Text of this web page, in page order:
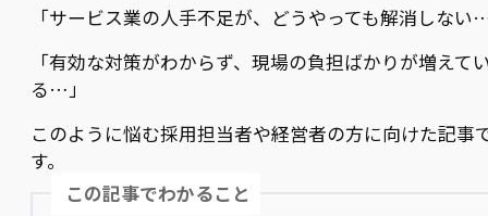
「サービス業の人手不足が、どうやっても解消しない
「有効な対策がわからず、現場の負担ばかりが増えて
る…」
このように悩む採用担当者や経営者の方に向けた記事
す。
この記事でわかること